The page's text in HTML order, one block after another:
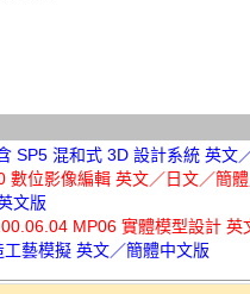
SP5 混和式 3D 設計系統 英文
位影像編輯 英文／日文／簡
文版
MP06 實體模型設計 英
藝模擬 英文／簡體中文版